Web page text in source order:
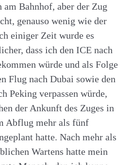
Bahnhof, aber der Zug
genauso wenig wie der
einiger Zeit wurde es
dass ich den ICE nach
würde und als Folge
Flug nach Dubai sowie den
Peking verpassen würde,
der Ankunft des Zuges in
Abflug mehr als fünf
hatte. Nach mehr als
Wartens hatte mein